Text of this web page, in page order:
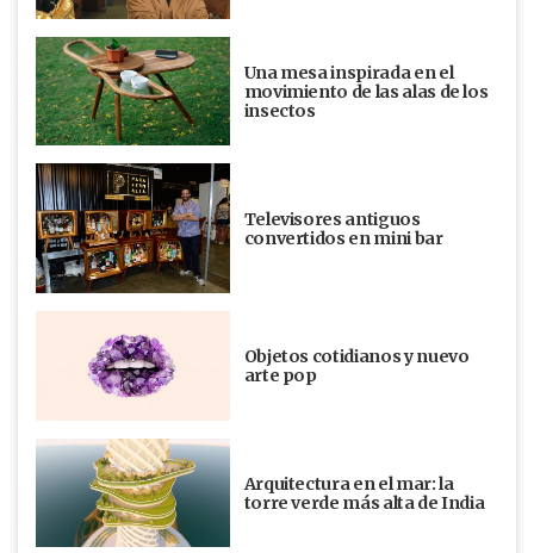
Una mesa inspirada en el
movimiento de las alas de los
insectos
Televisores antiguos
convertidos en mini bar
Objetos cotidianos y nuevo
arte pop
Arquitectura en el mar: la
torre verde más alta de India